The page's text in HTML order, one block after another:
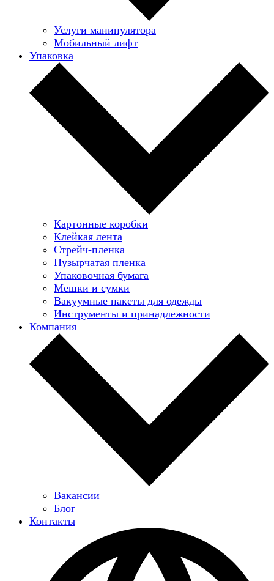
Услуги манипулятора
Мобильный лифт
Упаковка
Картонные коробки
Клейкая лента
Стрейч-пленка
Пузырчатая пленка
Упаковочная бумага
Мешки и сумки
Вакуумные пакеты для одежды
Инструменты и принадлежности
Компания
Вакансии
Блог
Контакты